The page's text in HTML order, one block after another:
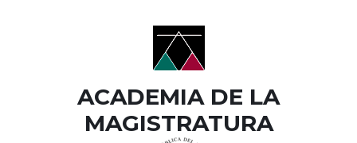
ACADEMIA DE LA
MAGISTRATURA